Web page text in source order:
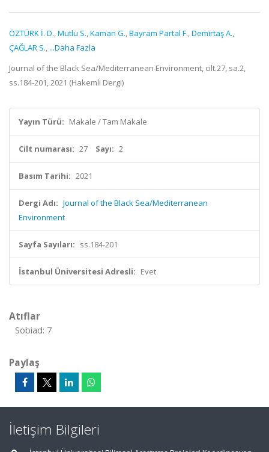
ÖZTÜRK İ. D.,Mutlu S.,Kaman G.,Bayram Partal F.,Demirtaş A.,
ÇAĞLAR S., ...Daha Fazla
Journal of the Black Sea/Mediterranean Environment, cilt.27, sa.2,
ss.184-201, 2021 (Hakemli Dergi)
Yayın Türü: Makale / Tam Makale
Cilt numarası: 27 Sayı: 2
Basım Tarihi: 2021
Dergi Adı: Journal of the Black Sea/Mediterranean
Environment
Sayfa Sayıları: ss.184-201
İstanbul Üniversitesi Adresli: Evet
Atıflar
Sobiad: 7
Paylaş
İletişim Bilgileri